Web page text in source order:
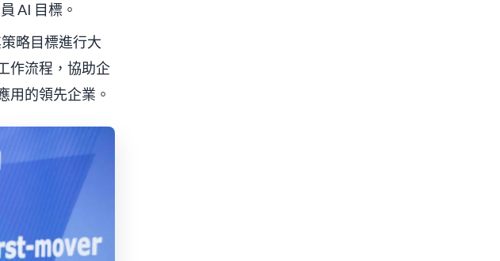
AI 目標。
略目標進行大
作流程，協助企
用的領先企業。